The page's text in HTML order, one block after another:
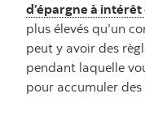
d’épargne à intérêt
plus élevés qu’un
peut y avoir des
pendant laquelle
pour accumuler